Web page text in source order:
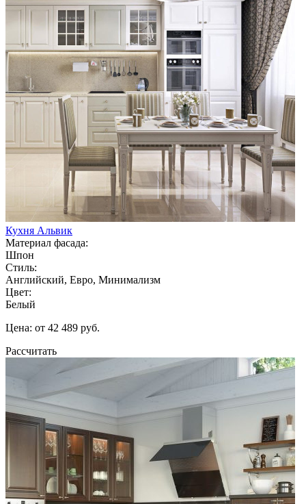
Кухня Альвик
Материал фасада:
Шпон
Стиль:
Английский, Евро, Минимализм
Цвет:
Белый
Цена: от 42 489 руб.
Рассчитать